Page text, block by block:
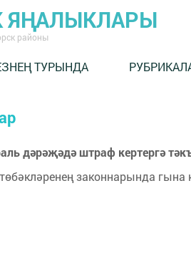
ЯҢАЛЫКЛАРЫ
районы
ТУРЫНДА
дәрәҗәдә штраф кертергә
законнарында гына